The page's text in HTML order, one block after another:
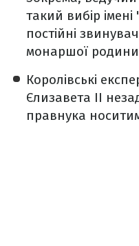
такий вибір
постійні
монаршої
Королівські
Єлизавета II
правнука